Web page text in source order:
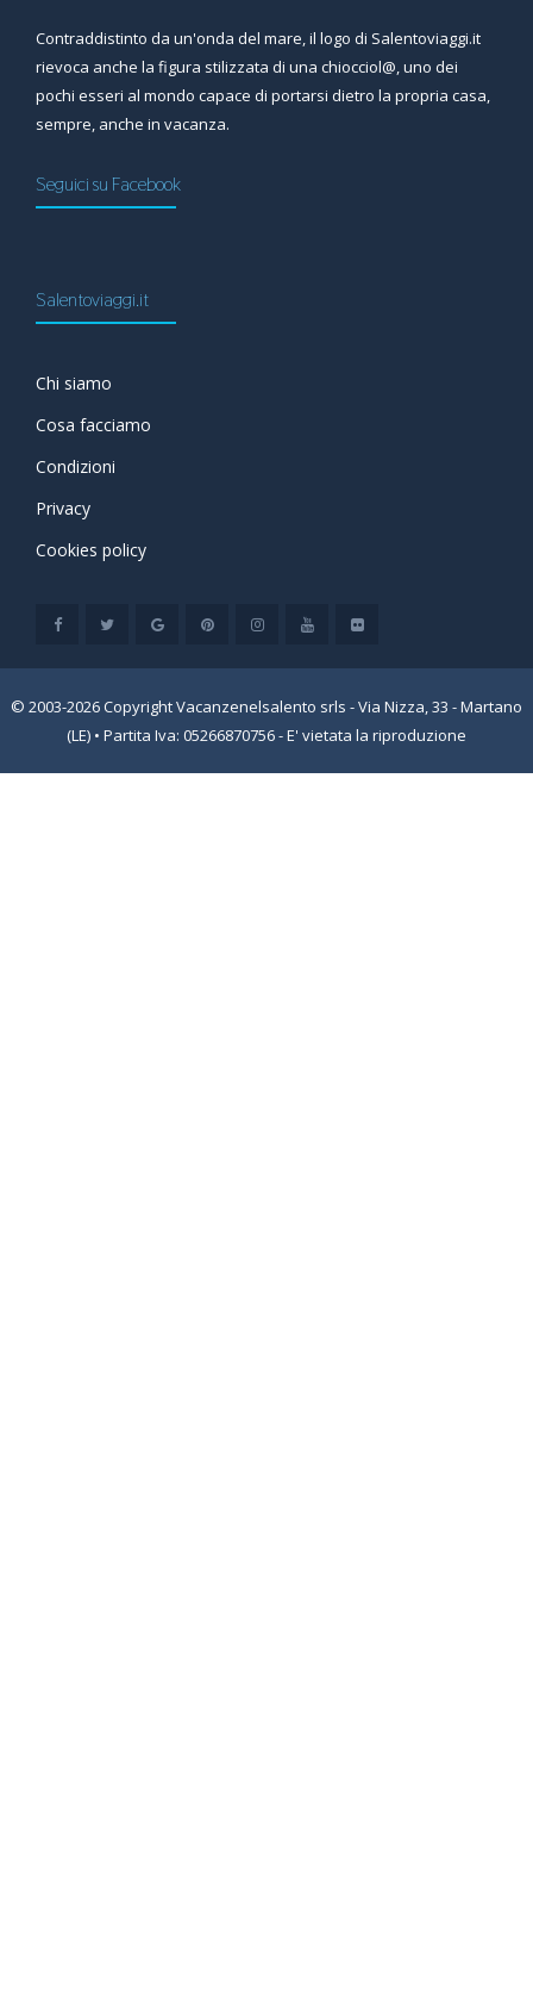
Contraddistinto da un'onda del mare, il logo di Salentoviaggi.it
rievoca anche la figura stilizzata di una chiocciol@, uno dei
pochi esseri al mondo capace di portarsi dietro la propria casa,
sempre, anche in vacanza.
Seguici su Facebook
Salentoviaggi.it
Chi siamo
Cosa facciamo
Condizioni
Privacy
Cookies policy
© 2003-2026 Copyright Vacanzenelsalento srls - Via Nizza, 33 - Martano
(LE) • Partita Iva: 05266870756 - E' vietata la riproduzione